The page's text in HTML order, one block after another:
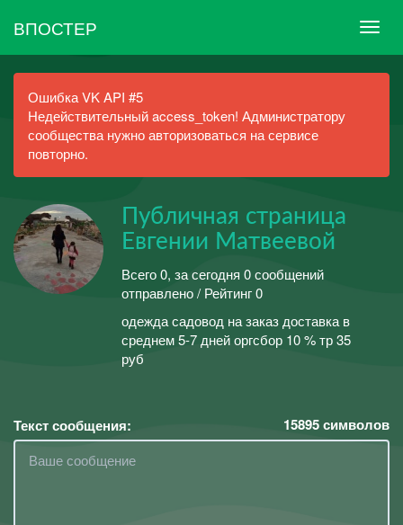
ВПОСТЕР
Ошибка VK API #5
Недействительный access_token! Администратору
сообщества нужно авторизоваться на сервисе
повторно.
Публичная страница
Евгении Матвеевой
Всего 0, за сегодня 0 сообщений
отправлено / Рейтинг 0
одежда садовод на заказ доставка в
среднем 5-7 дней оргсбор 10 % тр 35
руб
Текст сообщения: 15895символов